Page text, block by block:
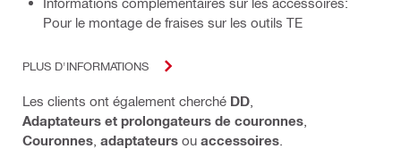
Pour le montage de fraises sur les outils TE
PLUS D'INFORMATIONS
Les clients ont également cherché DD
Adaptateurs et prolongateurs de couronnes
Couronnes adaptateurs ou accessoires